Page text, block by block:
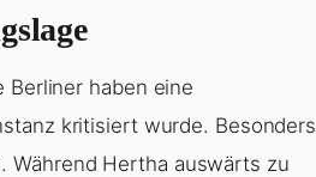
Berliner haben eine
kritisiert wurde. Besonders
Während Hertha auswärts zu